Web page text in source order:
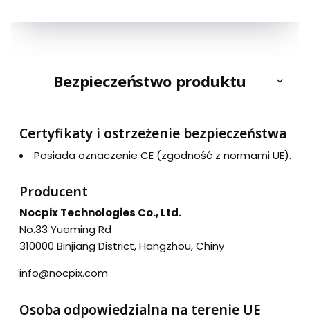
Bezpieczeństwo produktu
Certyfikaty i ostrzeżenie bezpieczeństwa
Posiada oznaczenie CE (zgodność z normami UE).
Producent
Nocpix Technologies Co., Ltd.
No.33 Yueming Rd
310000 Binjiang District, Hangzhou, Chiny
info@nocpix.com
Osoba odpowiedzialna na terenie UE